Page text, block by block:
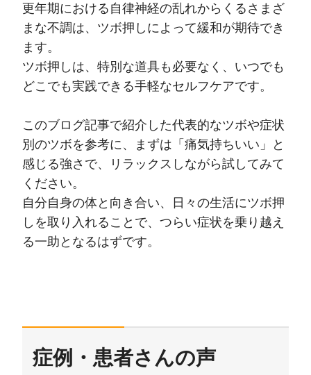
更年期における自律神経の乱れからくるさまざ
まな不調は、ツボ押しによって緩和が期待でき
ます。
ツボ押しは、特別な道具も必要なく、いつでも
どこでも実践できる手軽なセルフケアです。
このブログ記事で紹介した代表的なツボや症状
別のツボを参考に、まずは「痛気持ちいい」と
感じる強さで、リラックスしながら試してみて
ください。
自分自身の体と向き合い、日々の生活にツボ押
しを取り入れることで、つらい症状を乗り越え
る一助となるはずです。
症例・患者さんの声